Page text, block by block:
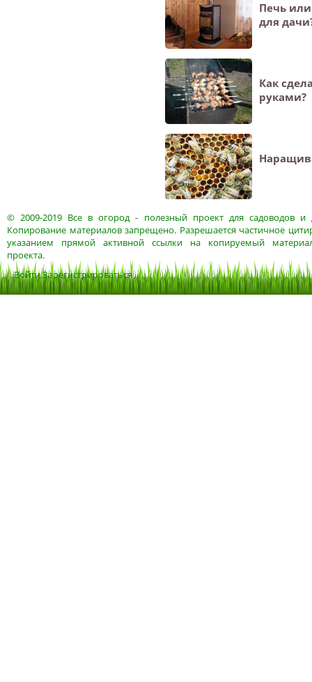
Печь
для
Как
руками?
© 2009-2019 Все в огород- полезный проект для садоводов и
Копирование материалов запрещено. Разрешается частичное
указанием прямой активной ссылки на копируемый
проекта.
ВойтиЗарегистрироваться